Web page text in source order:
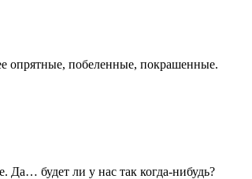
опрятные, побеленные, покрашенные.
Да… будет ли у нас так когда-нибудь?